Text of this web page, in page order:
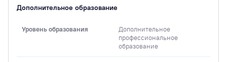
Дополнительное образование
Уровень образования
Дополнительное
профессиональное
образование